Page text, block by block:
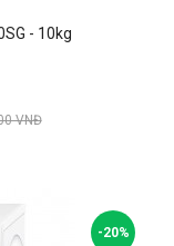
- 10kg
VNĐ
-20%